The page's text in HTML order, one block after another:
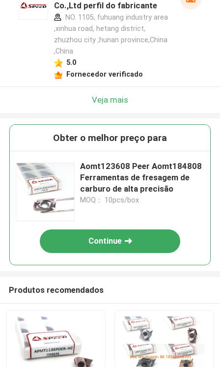
Co.,Ltd perfil do fabricante
NO. 1105, fuhuang industry area
,xinhua road, hetang district,
zhuzhou city ,hunan province,China
,China
5.0
Fornecedor verificado
Veja mais
Obter o melhor preço para
Aomt123608 Peer Aomt184808
Ferramentas de fresagem de
carburo de alta precisão
MOQ： 10pcs/box
Continue
Produtos recomendados